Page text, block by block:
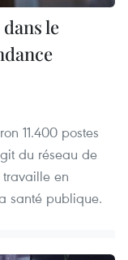
le
11.400 postes
du réseau de
en
santé publique.